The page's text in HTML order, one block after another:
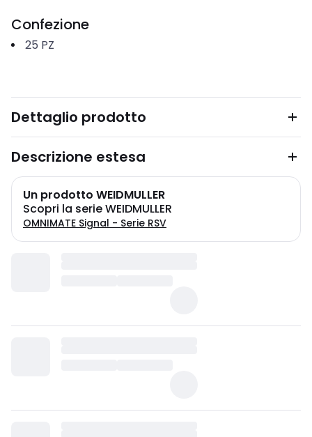
Confezione
25 PZ
Dettaglio prodotto
Descrizione estesa
Un prodotto WEIDMULLER
Scopri la serie WEIDMULLER
OMNIMATE Signal - Serie RSV